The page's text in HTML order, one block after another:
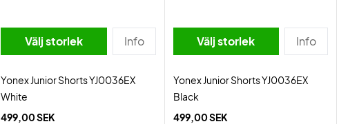
Välj storlek Info
Yonex Junior Shorts YJ0036EX
White
499,00 SEK
Välj storlek Info
Yonex Junior Shorts YJ0036EX
Black
499,00 SEK